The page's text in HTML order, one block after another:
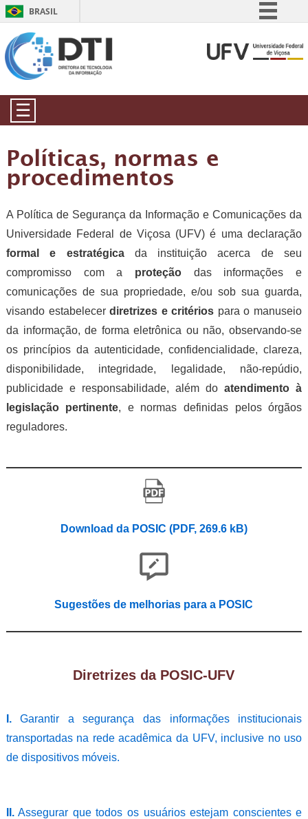
BRASIL
Comunica BR
☰
Políticas, normas e
procedimentos
A Política de Segurança da Informação e Comunicações da
Universidade Federal de Viçosa (UFV) é uma declaração
formal e estratégicada instituição acerca de seu
compromisso com a proteção das informações e
comunicações de sua propriedade, e/ou sob sua guarda,
visando estabelecerdiretrizes e critérios para o manuseio
da informação, de forma eletrônica ou não, observando-se
os princípios da autenticidade, confidencialidade, clareza,
disponibilidade, integridade, legalidade, não-repúdio,
publicidade e responsabilidade, além doatendimento à
legislação pertinente, e normas definidas pelos órgãos
reguladores.
Download da POSIC (PDF, 269.6 kB)
Sugestões de melhorias para a POSIC
Diretrizes da POSIC-UFV
I.Garantir a segurança das informações institucionais
transportadas na rede acadêmica da UFV, inclusive no uso
de dispositivos móveis.
II.Assegurar que todos os usuários estejam conscientes e